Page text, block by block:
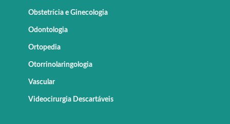
Obstetrícia e Ginecologia
Odontologia
Ortopedia
Otorrinolaringologia
Vascular
Videocirurgia Descartáveis